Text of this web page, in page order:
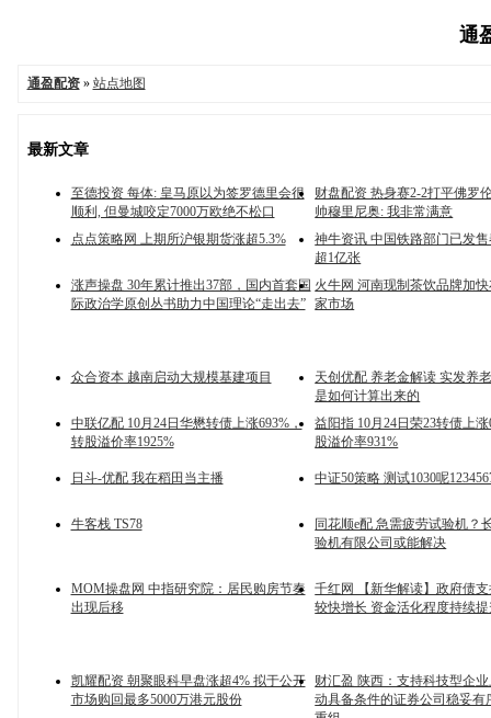
通
通盈配资» 站点地图
最新文章
至德投资 每体: 皇马原以为签罗德里会很
顺利, 但曼城咬定7000万欧绝不松口
财盘配资 热身赛2-2打平佛罗
帅穆里尼奥: 我非常满意
点点策略网 上期所沪银期货涨超5.3%
神牛资讯 中国铁路部门已发
超1亿张
涨声操盘 30年累计推出37部，国内首套国
际政治学原创丛书助力中国理论“走出去”
火牛网 河南现制茶饮品牌加
家市场
众合资本 越南启动大规模基建项目
天创优配 养老金解读 实发养
是如何计算出来的
中联亿配 10月24日华懋转债上涨693%，
转股溢价率1925%
益阳指 10月24日荣23转债上
股溢价率931%
日斗-优配 我在稻田当主播 中证50策略 测试1030呢
牛客栈 TS78
同花顺e配 急需疲劳试验机？
验机有限公司或能解决
MOM操盘网 中指研究院：居民购房节奏
出现后移
千红网 【新华解读】政府债
较快增长 资金活化程度持续
凯耀配资 朝聚眼科早盘涨超4% 拟于公开
市场购回最多5000万港元股份
财汇盈 陕西：支持科技型企
动具备条件的证券公司稳妥有